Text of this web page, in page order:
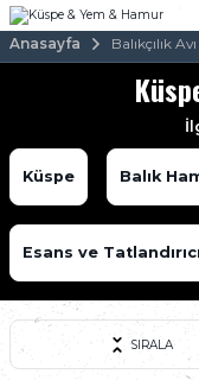
Anasayfa Balıkçılık Avı
Küspe Balık
Esans ve Tatlandırıcı
SIRALA